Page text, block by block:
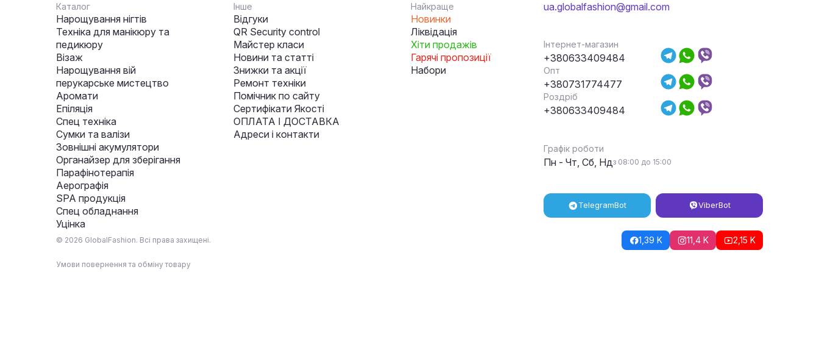
Каталог
Нарощування нігтів
Техніка для манікюру та
педикюру
Візаж
Нарощування вій
перукарське мистецтво
Аромати
Епіляція
Спец техніка
Сумки та валізи
Зовнішні акумулятори
Органайзер для зберігання
Парафінотерапія
Аерографія
SPA продукція
Спец обладнання
Уцінка
Інше
Відгуки
QR Security control
Майстер класи
Новини та статті
Знижки та акції
Ремонт техніки
Помічник по сайту
Сертифікати Якості
ОПЛАТА І ДОСТАВКА
Адреси і контакти
Найкраще
Новинки
Ліквідація
Хіти продажів
Гарячі пропозиції
Набори
ua.globalfashion@gmail.com
Інтернет-магазин
+380633409484
Опт
+380731774477
Роздріб
+380633409484
Графік роботи
Пн - Чт, Сб, Ндз 08:00 до 15:00
TelegramBot ViberBot
© 2026 GlobalFashion. Всі права захищені. 1,39 K 11,4 K 2,15 K
Умови повернення та обміну товару